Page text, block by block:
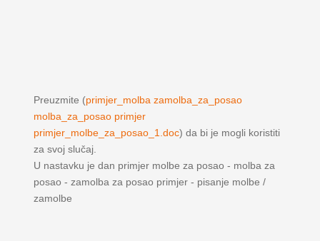
Preuzmite (primjer_molba zamolba_za_posao
molba_za_posao primjer
primjer_molbe_za_posao_1.doc) da bi je mogli koristiti
za svoj slučaj.
U nastavku je dan primjer molbe za posao - molba za
posao - zamolba za posao primjer - pisanje molbe /
zamolbe